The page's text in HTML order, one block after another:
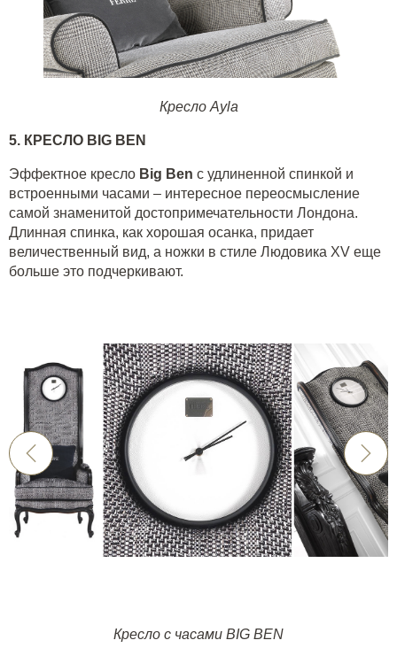
Кресло Ayla
5. КРЕСЛО BIG BEN
Эффектное кресло Big Ben с удлиненной спинкой и
встроенными часами – интересное переосмысление
самой знаменитой достопримечательности Лондона.
Длинная спинка, как хорошая осанка, придает
величественный вид, а ножки в стиле Людовика XV еще
больше это подчеркивают.
Кресло с часами BIG BEN